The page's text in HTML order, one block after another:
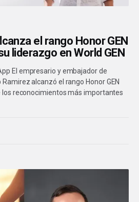
el rango Honor GEN
liderazgo en World GEN
El empresario y embajador de
alcanzó el rango Honor GEN
los reconocimientos más importantes